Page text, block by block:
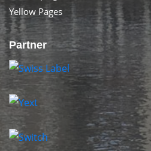
Yellow Pages
Partner